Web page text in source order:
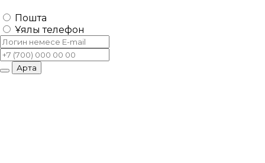
Пошта
Ұялы телефон
Артқа